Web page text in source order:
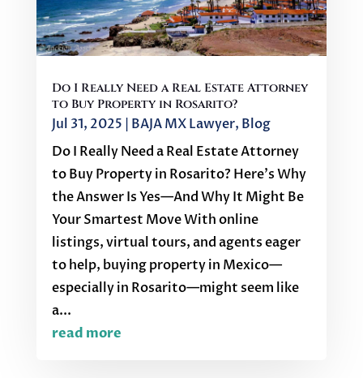
Do I Really Need a Real Estate Attorney
to Buy Property in Rosarito?
Jul 31, 2025 BAJA MX Lawyer, Blog
Do I Really Need a Real Estate Attorney
to Buy Property in Rosarito? Here’s Why
the Answer Is Yes—And Why It Might Be
Your Smartest Move With online
listings, virtual tours, and agents eager
to help, buying property in Mexico—
especially in Rosarito—might seem like
a...
read more